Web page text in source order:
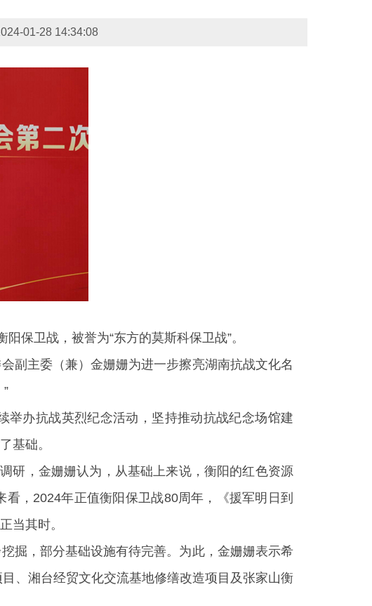
01-28 14:34:08
保卫战，被誉为“东方的莫斯科保卫战”。
副主委（兼）金姗姗为进一步擦亮湖南抗战文化名
举办抗战英烈纪念活动，坚持推动抗战纪念场馆建
基础。
研，金姗姗认为，从基础上来说，衡阳的红色资源
，2024年正值衡阳保卫战80周年，《援军明日到
当其时。
掘，部分基础设施有待完善。为此，金姗姗表示希
、湘台经贸文化交流基地修缮改造项目及张家山衡